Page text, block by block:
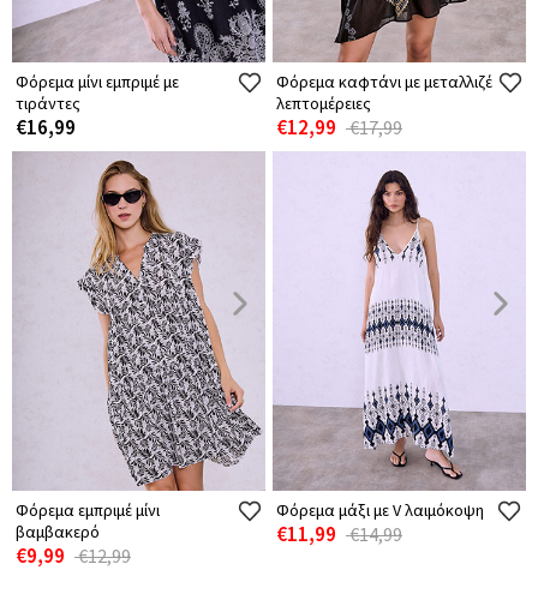
Φόρεμα μίνι εμπριμέ με
τιράντες
€16,99
Φόρεμα καφτάνι με μεταλλιζέ
λεπτομέρειες
€12,99 €17,99
Φόρεμα εμπριμέ μίνι
βαμβακερό
€9,99 €12,99
Φόρεμα μάξι με V λαιμόκοψη
€11,99 €14,99